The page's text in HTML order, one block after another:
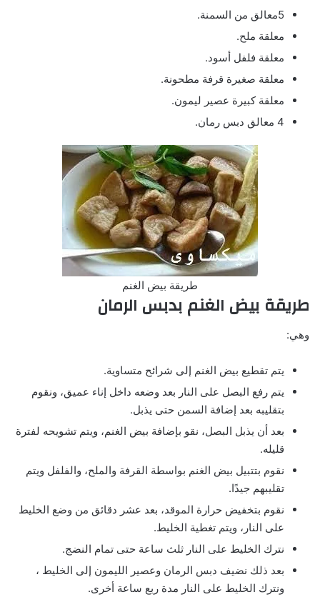
5معالق من السمنة.
معلقة ملح.
معلقة فلفل أسود.
معلقة صغيرة قرفة مطحونة.
معلقة كبيرة عصير ليمون.
4 معالق دبس رمان.
طريقة بيض الغنم
طريقة بيض الغنم بدبس الرمان
وهي:
يتم تقطيع بيض الغنم إلى شرائح متساوية.
يتم رفع البصل على النار بعد وضعه داخل إناء عميق، ونقوم
بتقليبه بعد إضافة السمن حتى يذبل.
بعد أن يذبل البصل، نقو بإضافة بيض الغنم، ويتم تشويحه لفترة
قليله.
نقوم بتتبيل بيض الغنم بواسطة القرفة والملح، والفلفل ويتم
تقليبهم جيدًا.
نقوم بتخفيض حرارة الموقد، بعد عشر دقائق من وضع الخليط
على النار، ويتم تغطية الخليط.
نترك الخليط على النار ثلث ساعة حتى تمام النضج.
بعد ذلك نضيف دبس الرمان وعصير الليمون إلى الخليط ،
ونترك الخليط على النار مدة ربع ساعة أخرى.